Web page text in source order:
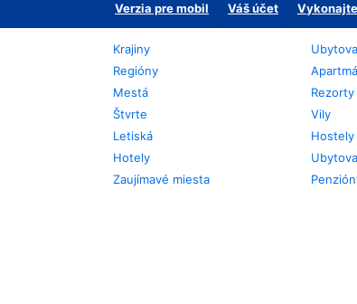
Verzia pre mobil Váš účet
Krajiny
Regióny
Mestá
Štvrte
Letiská
Hotely
Zaujímavé miesta
Rezorty
Vily
Hostely